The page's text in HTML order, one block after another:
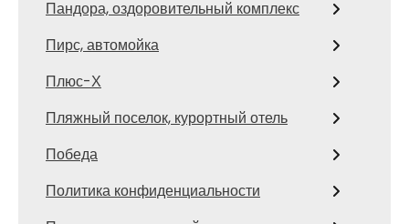
Пандора, оздоровительный комплекс
Пирс, автомойка
Плюс-Х
Пляжный поселок, курортный отель
Победа
Политика конфиденциальности